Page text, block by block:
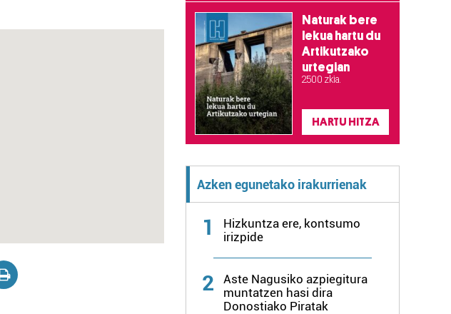
Naturak bere
lekua hartu du
Artikutzako
urtegian
2.500 zkia.
HARTU HITZA
Azken egunetako irakurrienak
1
Hizkuntza ere, kontsumo
irizpide
2
Aste Nagusiko azpiegitura
muntatzen hasi dira
Donostiako Piratak